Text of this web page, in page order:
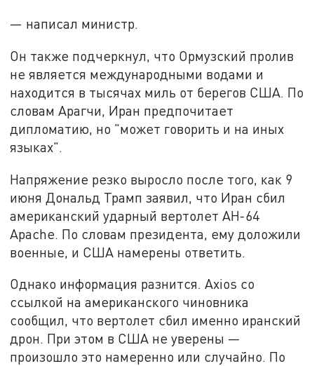
— написал министр.
Он также подчеркнул, что Ормузский пролив
не является международными водами и
находится в тысячах миль от берегов США. По
словам Арагчи, Иран предпочитает
дипломатию, но "может говорить и на иных
языках".
Напряжение резко выросло после того, как 9
июня Дональд Трамп заявил, что Иран сбил
американский ударный вертолет AH-64
Apache. По словам президента, ему доложили
военные, и США намерены ответить.
Однако информация разнится. Axios со
ссылкой на американского чиновника
сообщил, что вертолет сбил именно иранский
дрон. При этом в США не уверены —
произошло это намеренно или случайно. По